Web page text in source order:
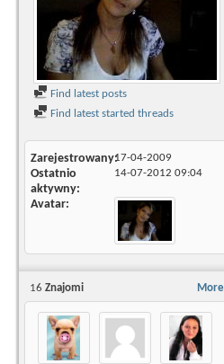
Find latest posts
Find latest started threads
Zarejestrowany17-04-2009
Ostatnio
aktywny
14-07-2012 09:04
Avatar
More
16 Znajomi